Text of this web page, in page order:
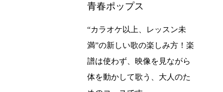
青春ポップス
“カラオケ以上、レッスン未
満”の新しい歌の楽しみ方！楽
譜は使わず、映像を見ながら
体を動かして歌う、大人のた